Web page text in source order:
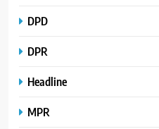
DPD
DPR
Headline
MPR